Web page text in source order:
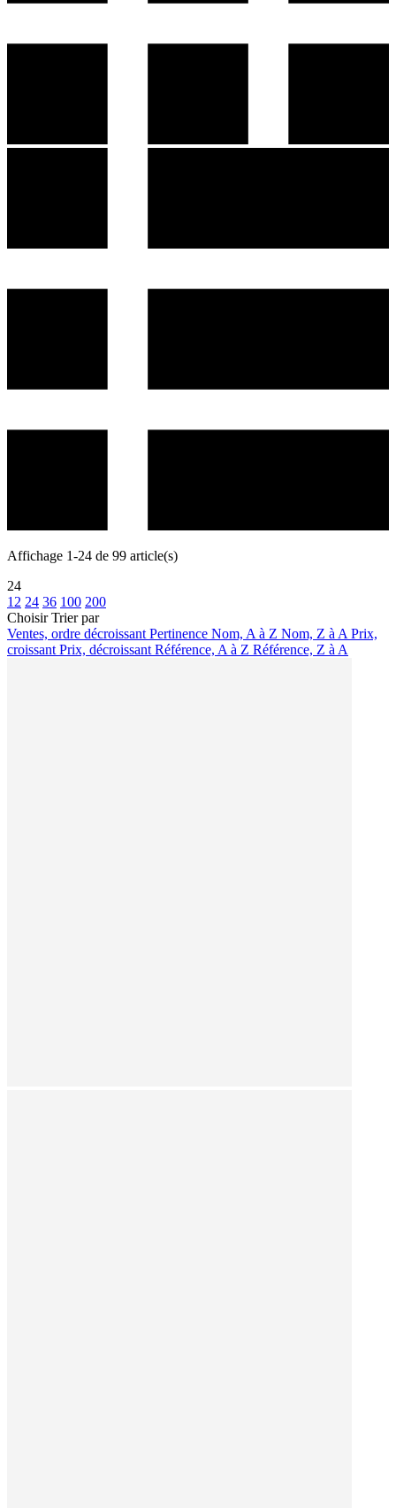
Affichage 1-24 de 99 article(s)
24
12 24 36 100 200
ChoisirTrier par
Ventes, ordre décroissant Pertinence Nom, A à Z Nom, Z à A Prix,
croissant Prix, décroissant Référence, A à Z Référence, Z à A